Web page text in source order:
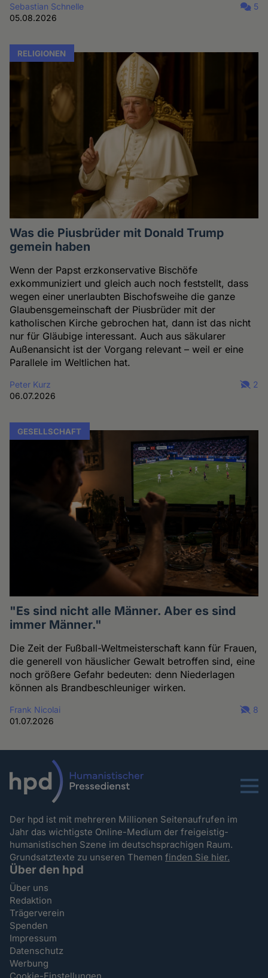
Sebastian Schnelle
05.08.2026
5
RELIGIONEN
Was die Piusbrüder mit Donald Trump
gemein haben
Wenn der Papst erzkonservative Bischöfe
exkommuniziert und gleich auch noch feststellt, dass
wegen einer unerlaubten Bischofsweihe die ganze
Glaubensgemeinschaft der Piusbrüder mit der
katholischen Kirche gebrochen hat, dann ist das nicht
nur für Gläubige interessant. Auch aus säkularer
Außenansicht ist der Vorgang relevant – weil er eine
Parallele im Weltlichen hat.
Peter Kurz
06.07.2026
2
GESELLSCHAFT
"Es sind nicht alle Männer. Aber es sind
immer Männer."
Die Zeit der Fußball-Weltmeisterschaft kann für Frauen,
die generell von häuslicher Gewalt betroffen sind, eine
noch größere Gefahr bedeuten: denn Niederlagen
können als Brandbeschleuniger wirken.
Frank Nicolai
01.07.2026
8
Menu
Der hpd ist mit mehreren Millionen Seitenaufrufen im
Jahr das wichtigste Online-Medium der freigeistig-
humanistischen Szene im deutschsprachigen Raum.
Grundsatztexte zu unseren Themenfinden Sie hier.
Über den hpd
Über uns
Redaktion
Trägerverein
Spenden
Impressum
Datenschutz
Werbung